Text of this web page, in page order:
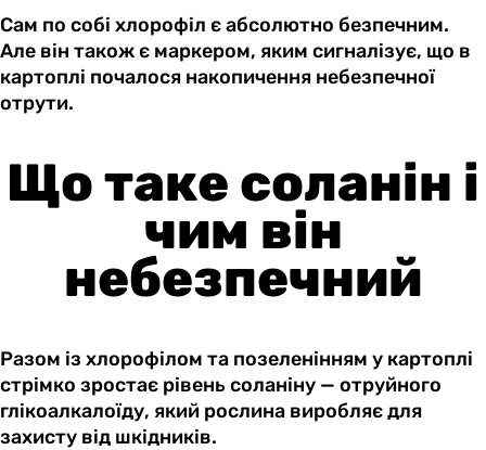
Сам по собі хлорофіл є абсолютно безпечним.
Але він також є маркером, яким сигналізує, що в
картоплі почалося накопичення небезпечної
отрути.
Що таке соланін і
чим він
небезпечний
Разом із хлорофілом та позеленінням у картоплі
стрімко зростає рівень соланіну — отруйного
глікоалкалоїду, який рослина виробляє для
захисту від шкідників.